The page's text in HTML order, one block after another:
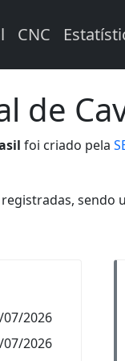
CNC
de
foi criado pela
sendo